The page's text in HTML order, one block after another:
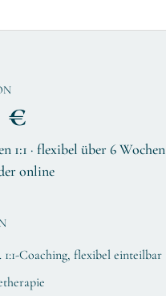
€
1:1 · flexibel über 6 Wochen
online
1:1-Coaching, flexibel einteilbar